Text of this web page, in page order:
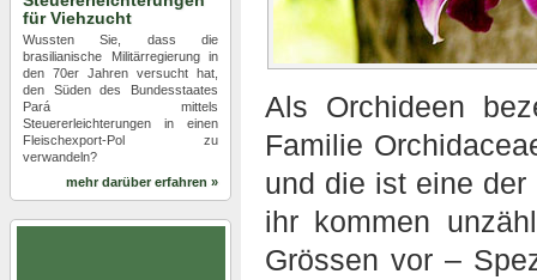
Als Orchideen
Familie
und die ist eine
ihr kommen
Grössen vor –
für Viehzucht
Wussten Sie, dass die
brasilianische Militärregierung in
den 70er Jahren versucht hat,
den Süden des Bundesstaates
Pará mittels
Steuererleichterungen in einen
Fleischexport-Pol zu
verwandeln?
mehr darüber erfahren »